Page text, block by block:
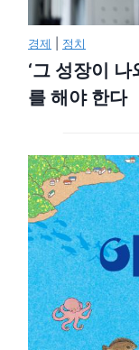
경제 정치
‘그 성장이
를 해야 한다